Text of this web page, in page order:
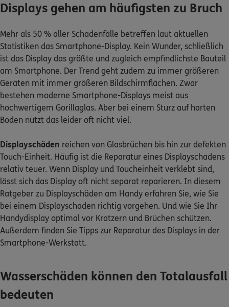
Sehen Sie auf einen Blick Ihre Versicherungen bei ERGO,
dem ERGO Rechtsschutz und der DKV.
Zum Kundenportal
Bequem online oder telefonisch.
0800 / 3746 095
Mo–Sa 7–20 Uhr (gebührenfrei)
ERGO Berater finden
Displays gehen am häufigsten zu Bruch
Mehr als 50 % aller Schadenfälle betreffen laut aktuellen
Statistiken das Smartphone-Display. Kein Wunder, schließlich
ist das Display das größte und zugleich empfindlichste Bauteil
am Smartphone. Der Trend geht zudem zu immer größeren
Geräten mit immer größeren Bildschirmflächen. Zwar
bestehen moderne Smartphone-Displays meist aus
hochwertigem Gorillaglas. Aber bei einem Sturz auf harten
Boden nützt das leider oft nicht viel.
Displayschäden reichen von Glasbrüchen bis hin zur defekten
Touch-Einheit. Häufig ist die Reparatur eines Displayschadens
relativ teuer. Wenn Display und Toucheinheit verklebt sind,
lässt sich das Display oft nicht separat reparieren. In diesem
Ratgeber zu Displayschäden am Handy erfahren Sie, wie Sie
bei einem Displayschaden richtig vorgehen. Und wie Sie Ihr
Handydisplay optimal vor Kratzern und Brüchen schützen.
Außerdem finden Sie Tipps zur Reparatur des Displays in der
Smartphone-Werkstatt.
Wasserschäden können den Totalausfall
bedeuten